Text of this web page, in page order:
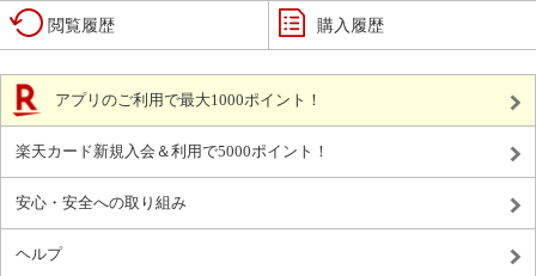
閲覧履歴 購入履歴
アプリのご利用で最大1000ポイント！
楽天カード新規入会＆利用で5000ポイント！
安心・安全への取り組み
ヘルプ